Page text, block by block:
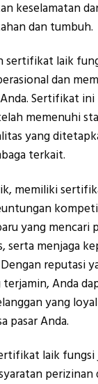
keselamatan
dan tumbuh.
sertifikat laik
dan
Sertifikat
memenuhi
yang
terkait.
memiliki
yang mencari
serta menjaga
reputasi
Anda
yang
pasar Anda.
laik